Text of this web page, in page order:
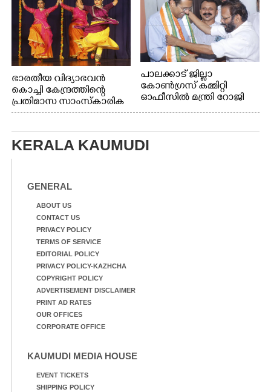
ഭാരതീയ വിദ്യാഭവൻ
കൊച്ചി കേന്ദ്രത്തിന്റെ
പ്രതിമാസ സാംസ്കാരിക
പരിപാടിയുടെ ഭാഗമായി
വിദ്യാഭവൻ സർദാർ
പട്ടേൽ സഭാഗൃഹത്തിൽ
എം. അക്ഷതയുടെ
അവതരിപ്പിച്ച ലയ നമൻ
പാലക്കാട് ജില്ലാ
കോൺഗ്രസ് കമ്മിറ്റി
ഓഫീസിൽ മന്ത്രി റോജി
എം ജോണിന്
KERALA KAUMUDI
GENERAL
ABOUT US
CONTACT US
PRIVACY POLICY
TERMS OF SERVICE
EDITORIAL POLICY
PRIVACY POLICY-KAZHCHA
COPYRIGHT POLICY
ADVERTISEMENT DISCLAIMER
PRINT AD RATES
OUR OFFICES
CORPORATE OFFICE
KAUMUDI MEDIA HOUSE
EVENT TICKETS
SHIPPING POLICY